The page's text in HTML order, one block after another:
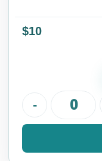
$10
-